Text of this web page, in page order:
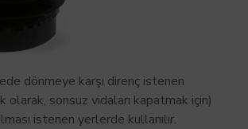
dönmeye karşı direnç istenen
olarak, sonsuz vidaları kapatmak için)
istenen yerlerde kullanılır.